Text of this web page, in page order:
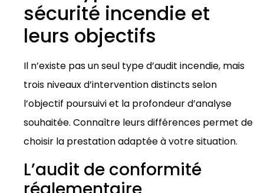
sécurité incendie et
leurs objectifs
Il n’existe pas un seul type d’audit incendie, mais
trois niveaux d’intervention distincts selon
l’objectif poursuivi et la profondeur d’analyse
souhaitée. Connaître leurs différences permet de
choisir la prestation adaptée à votre situation.
L’audit de conformité